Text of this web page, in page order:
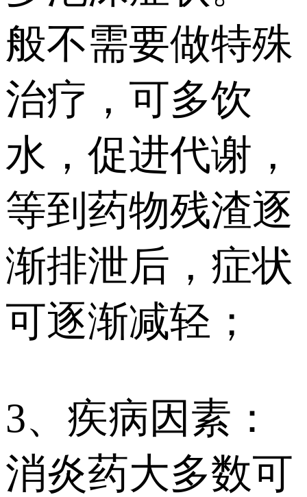
般不需要做特殊
治疗，可多饮
水，促进代谢，
等到药物残渣逐
渐排泄后，症状
可逐渐减轻；
3、疾病因素：
消炎药大多数可